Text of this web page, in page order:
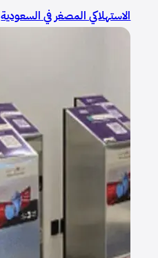
الاستهلاكي المصغر في السعودية